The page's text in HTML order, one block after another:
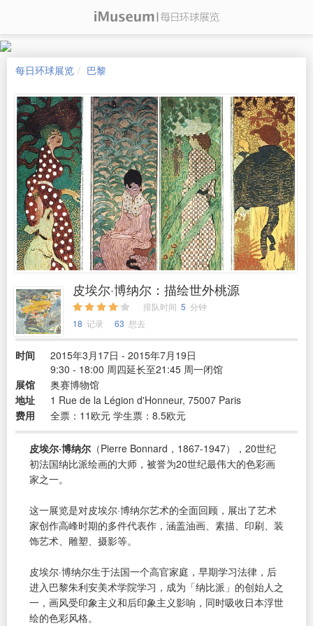
每日环球展览 巴黎
皮埃尔·博纳尔：描绘世外桃源
排队时间 5 分钟
18 记录 63 想去
时间
2015年3月17日 - 2015年7月19日
9:30 - 18:00 周四延长至21:45 周一闭馆
展馆
奥赛博物馆
地址
1 Rue de la Légion d'Honneur, 75007 Paris
费用
全票：11欧元 学生票：8.5欧元
皮埃尔·博纳尔 （Pierre Bonnard，1867-1947），20世纪
初法国纳比派绘画的大师，被誉为20世纪最伟大的色彩画
家之一。
这一展览是对皮埃尔·博纳尔艺术的全面回顾，展出了艺术
家创作高峰时期的多件代表作，涵盖油画、素描、印刷、装
饰艺术、雕塑、摄影等。
皮埃尔·博纳尔生于法国一个高官家庭，早期学习法律，后
进入巴黎朱利安美术学院学习，成为「纳比派」的创始人之
一，画风受印象主义和后印象主义影响，同时吸收日本浮世
绘的色彩风格。